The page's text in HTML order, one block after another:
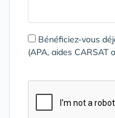
Bénéficiez-vous
(APA, aides CARSAT